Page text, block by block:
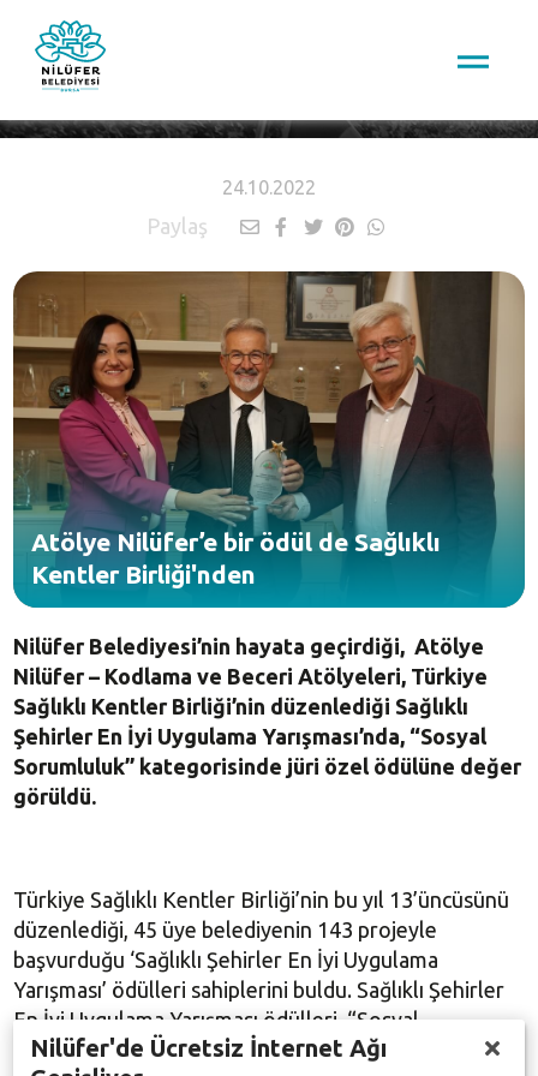
24.10.2022
Paylaş
Atölye Nilüfer’e bir ödül de Sağlıklı
Kentler Birliği'nden
Nilüfer Belediyesi’nin hayata geçirdiği, Atölye
Nilüfer – Kodlama ve Beceri Atölyeleri, Türkiye
Sağlıklı Kentler Birliği’nin düzenlediği Sağlıklı
Şehirler En İyi Uygulama Yarışması’nda, “Sosyal
Sorumluluk” kategorisinde jüri özel ödülüne değer
görüldü.
Türkiye Sağlıklı Kentler Birliği’nin bu yıl 13’üncüsünü
düzenlediği, 45 üye belediyenin 143 projeyle
başvurduğu ‘Sağlıklı Şehirler En İyi Uygulama
Yarışması’ ödülleri sahiplerini buldu. Sağlıklı Şehirler
En İyi Uygulama Yarışması ödülleri, “Sosyal
Sorumluluk”, “Sağlıklı Yaşam”, “Şehir Planlaması” ve
Nilüfer'de Ücretsiz İnternet Ağı